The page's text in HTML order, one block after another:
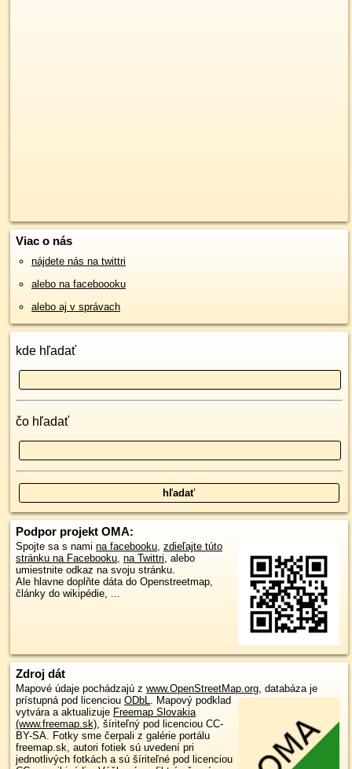
Viac o nás
nájdete nás na twittri
alebo na faceboooku
alebo aj v správach
kde hľadať
čo hľadať
Podpor projekt OMA:
Spojte sa s nami na facebooku, zdieľajte túto
stránku na Facebooku, na Twittri, alebo
umiestnite odkaz na svoju stránku.
Ale hlavne doplňte dáta do Openstreetmap,
články do wikipédie, ...
Zdroj dát
Mapové údaje pochádzajú z www.OpenStreetMap.org , databáza je
prístupná pod licenciou ODbL
Mapový podklad
vytvára a aktualizuje Freemap Slovakia
(www.freemap.sk) , šíriteľný pod licenciou CC-
BY-SA. Fotky sme čerpali z galérie portálu
freemap.sk, autori fotiek sú uvedení pri
jednotlivých fotkách a sú šíriteľné pod licenciou